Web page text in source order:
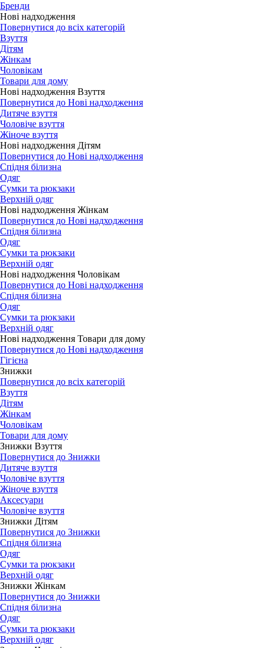
Бренди
Нові надходження
Повернутися до всіх категорій
Взуття
Дітям
Жінкам
Чоловікам
Товари для дому
Нові надходження Взуття
Повернутися до Нові надходження
Дитяче взуття
Чоловіче взуття
Жіноче взуття
Нові надходження Дітям
Повернутися до Нові надходження
Спідня білизна
Одяг
Сумки та рюкзаки
Верхній одяг
Нові надходження Жінкам
Повернутися до Нові надходження
Спідня білизна
Одяг
Сумки та рюкзаки
Верхній одяг
Нові надходження Чоловікам
Повернутися до Нові надходження
Спідня білизна
Одяг
Сумки та рюкзаки
Верхній одяг
Нові надходження Товари для дому
Повернутися до Нові надходження
Гігієна
Знижки
Повернутися до всіх категорій
Взуття
Дітям
Жінкам
Чоловікам
Товари для дому
Знижки Взуття
Повернутися до Знижки
Дитяче взуття
Чоловіче взуття
Жіноче взуття
Аксесуари
Чоловіче взуття
Знижки Дітям
Повернутися до Знижки
Спідня білизна
Одяг
Сумки та рюкзаки
Верхній одяг
Знижки Жінкам
Повернутися до Знижки
Спідня білизна
Одяг
Сумки та рюкзаки
Верхній одяг